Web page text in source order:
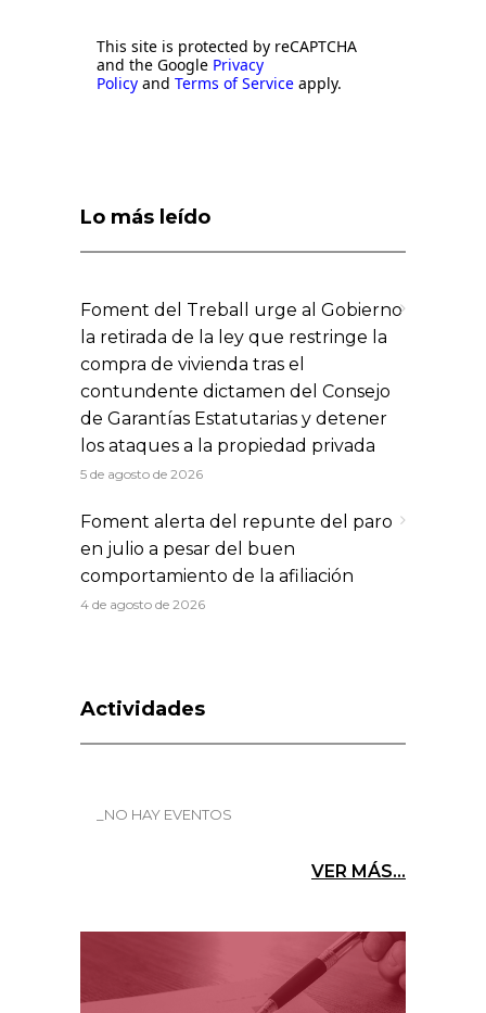
This site is protected by reCAPTCHA
and the Google Privacy
Policy and Terms of Service apply.
Lo más leído
Foment del Treball urge al Gobierno
la retirada de la ley que restringe la
compra de vivienda tras el
contundente dictamen del Consejo
de Garantías Estatutarias y detener
los ataques a la propiedad privada
5 de agosto de 2026
Foment alerta del repunte del paro
en julio a pesar del buen
comportamiento de la afiliación
4 de agosto de 2026
Actividades
_NO HAY EVENTOS
VER MÁS...